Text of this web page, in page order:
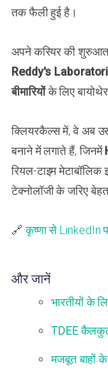
तक फैली हुई है।
अपने करियर की शुरुआत
Reddy's
बीमारियोंके लिए
क्लियरकैल्स में, वे अब
बनाने में लगाते हैं, जिनमें
रियल-टाइम
टेक्नोलॉजी के जरिए
🔗कृष्णा से LinkedIn
और जानें
भारतीयों के
TDEE
मजबूत बाहों